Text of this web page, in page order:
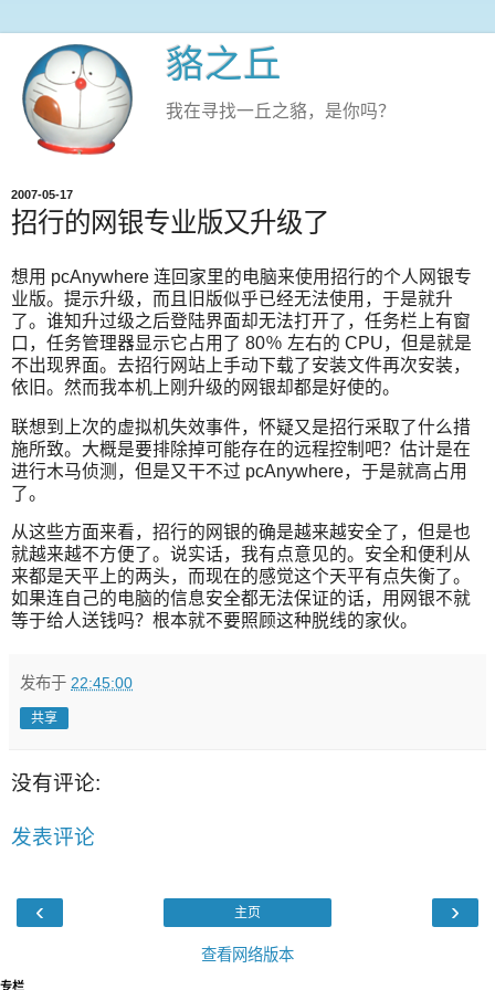
貉之丘
我在寻找一丘之貉，是你吗？
2007-05-17
招行的网银专业版又升级了
想用 pcAnywhere 连回家里的电脑来使用招行的个人网银专
业版。提示升级，而且旧版似乎已经无法使用，于是就升
了。谁知升过级之后登陆界面却无法打开了，任务栏上有窗
口，任务管理器显示它占用了 80％ 左右的 CPU，但是就是
不出现界面。去招行网站上手动下载了安装文件再次安装，
依旧。然而我本机上刚升级的网银却都是好使的。
联想到上次的虚拟机失效事件，怀疑又是招行采取了什么措
施所致。大概是要排除掉可能存在的远程控制吧？估计是在
进行木马侦测，但是又干不过 pcAnywhere，于是就高占用
了。
从这些方面来看，招行的网银的确是越来越安全了，但是也
就越来越不方便了。说实话，我有点意见的。安全和便利从
来都是天平上的两头，而现在的感觉这个天平有点失衡了。
如果连自己的电脑的信息安全都无法保证的话，用网银不就
等于给人送钱吗？根本就不要照顾这种脱线的家伙。
发布于 22:45:00
共享
没有评论:
发表评论
‹ ›
主页
查看网络版本
专栏